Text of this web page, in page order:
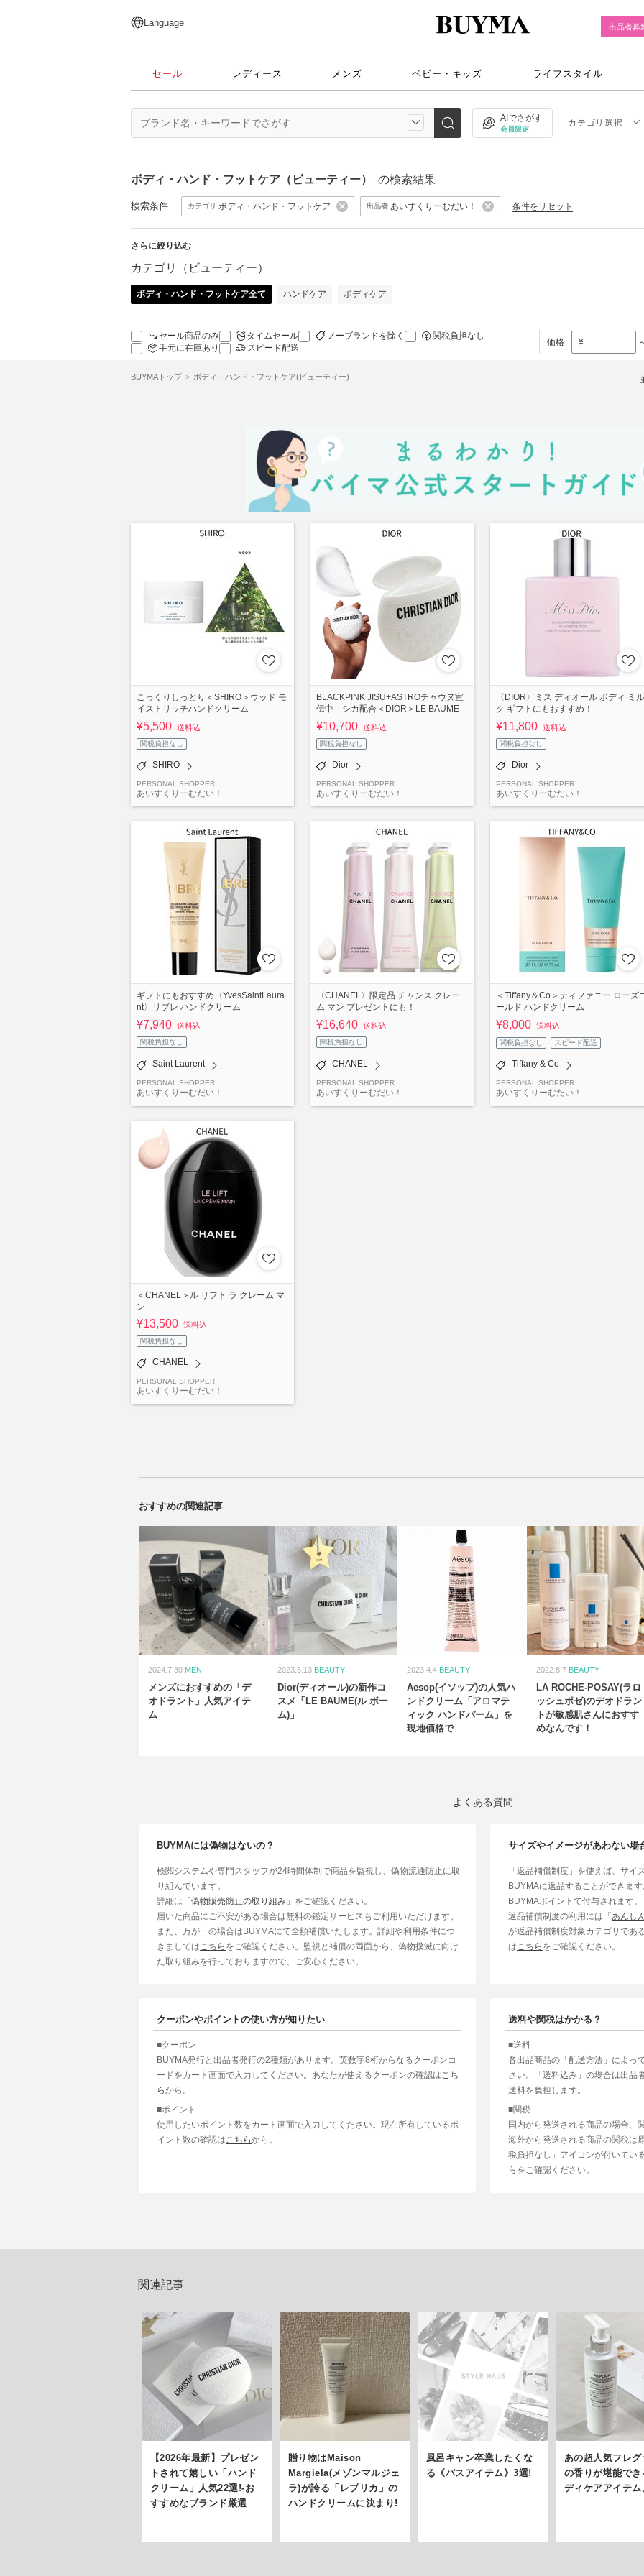
日本語
English
简体中文
繁體中文
Language 出品者募
セール レディース メンズ ベビー・キッズ ライフスタイル
AIでさがす
会員限定
カテゴリ選択
ボディ・ハンド・フットケア（ビューティー） の検索結果
検索条件 カテゴリ ボディ・ハンド・フットケア 出品者 あいすくりーむだい！ 条件をリセット
さらに絞り込む
カテゴリ（ビューティー）
ボディ・ハンド・フットケア全て ハンドケア ボディケア
セール商品のみ タイムセール ノーブランドを除く
関税負担なし
手元に在庫あり
スピード配送
価格 ¥
BUYMAトップ ボディ・ハンド・フットケア(ビューティー)
こっくりしっとり＜SHIRO＞ウッド モ
イストリッチハンドクリーム
¥5,500 送料込
関税負担なし
SHIRO
PERSONAL SHOPPER
あいすくりーむだい！
BLACKPINK JISU+ASTROチャウヌ宣
伝中 シカ配合＜DIOR＞LE BAUME
¥10,700 送料込
関税負担なし
Dior
PERSONAL SHOPPER
あいすくりーむだい！
〈DIOR〉ミス ディオール ボディ ミル
ク ギフトにもおすすめ！
¥11,800 送料込
関税負担なし
Dior
PERSONAL SHOPPER
あいすくりーむだい！
ギフトにもおすすめ〈YvesSaintLaura
nt〉リブレ ハンドクリーム
¥7,940 送料込
関税負担なし
Saint Laurent
PERSONAL SHOPPER
あいすくりーむだい！
〈CHANEL〉限定品 チャンス クレー
ム マン プレゼントにも！
¥16,640 送料込
関税負担なし
CHANEL
PERSONAL SHOPPER
あいすくりーむだい！
＜Tiffany＆Co＞ティファニー ローズ
ールド ハンドクリーム
¥8,000 送料込
関税負担なし スピード配送
Tiffany & Co
PERSONAL SHOPPER
あいすくりーむだい！
＜CHANEL＞ル リフト ラ クレーム マ
ン
¥13,500 送料込
関税負担なし
CHANEL
PERSONAL SHOPPER
あいすくりーむだい！
おすすめの関連記事
2024.7.30 MEN
メンズにおすすめの「デ
オドラント」人気アイテ
ム
2023.5.13 BEAUTY
Dior(ディオール)の新作コ
スメ「LE BAUME(ル ボー
ム)」
2023.4.4 BEAUTY
Aesop(イソップ)の人気ハ
ンドクリーム「アロマテ
ィック ハンドバーム」を
現地価格で
2022.8.7 BEAUTY
LA ROCHE-POSAY(ラロ
ッシュポゼ)のデオドラン
トが敏感肌さんにおすす
めなんです！
よくある質問
BUYMAには偽物はないの？
検閲システムや専門スタッフが24時間体制で商品を監視し、偽物流通防止に取
り組んでいます。
詳細は 「偽物販売防止の取り組み」 をご確認ください。
届いた商品にご不安がある場合は無料の鑑定サービスもご利用いただけます。
また、万が一の場合はBUYMAにて全額補償いたします。詳細や利用条件につ
きましては こちら をご確認ください。監視と補償の両面から、偽物撲滅に向け
た取り組みを行っておりますので、ご安心ください。
サイズやイメージがあわない場
「返品補償制度」を使えば、サ
BUYMAに返品することができま
BUYMAポイントで付与されます。
返品補償制度の利用には「 あんし
が返品補償制度対象カテゴリであ
は こちら をご確認ください。
クーポンやポイントの使い方が知りたい
■クーポン
BUYMA発行と出品者発行の2種類があります。英数字8桁からなるクーポンコ
ードをカート画面で入力してください。あなたが使えるクーポンの確認は こち
らから。
■ポイント
使用したいポイント数をカート画面で入力してください。現在所有しているポ
イント数の確認は こちらから。
送料や関税はかかる？
■送料
各出品商品の「配送方法」によっ
さい。「送料込み」の場合は出品
送料を負担します。
■関税
国内から発送される商品の場合、
海外から発送される商品の関税は
税負担なし」アイコンが付いてい
ら をご確認ください。
関連記事
【2026年最新】プレゼン
トされて嬉しい「ハンド
クリーム」人気22選!-お
すすめなブランド厳選
贈り物はMaison
Margiela(メゾンマルジェ
ラ)が誇る「レプリカ」の
ハンドクリームに決まり!
風呂キャン卒業したくな
る《バスアイテム》3選!
あの超人気フレグ
の香りが堪能でき
ディケアアイテム